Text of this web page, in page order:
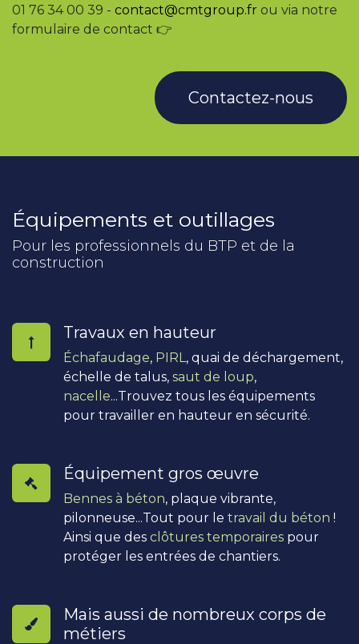
01 76 34 00 39 - contact@cmtgroup.fr ou via notre
formulaire de contact 👉
Contactez-nous
Équipements et outillages
Pour les professionnels du BTP et de la
construction
Travaux en hauteur
Échafaudage, PIRL, quai de déchargement,
échelle de talus, saut de loup,
nacelle...Trouvez tous les équipements
pour travailler en hauteur en sécurité.
Équipement gros œuvre
Bennes à béton, plaque vibrante,
pilonneuse...Tout pour le travail du béton !
Ainsi que des clôtures temporaires pour
protéger les entrées de chantiers.
Mais aussi de nombreux corps de
métiers